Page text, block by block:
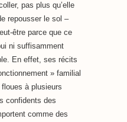
pas plus qu’elle
repousser le sol –
être parce que ce
ni suffisamment
En effet, ses récits
» familial
à plusieurs
confidents des
comme des